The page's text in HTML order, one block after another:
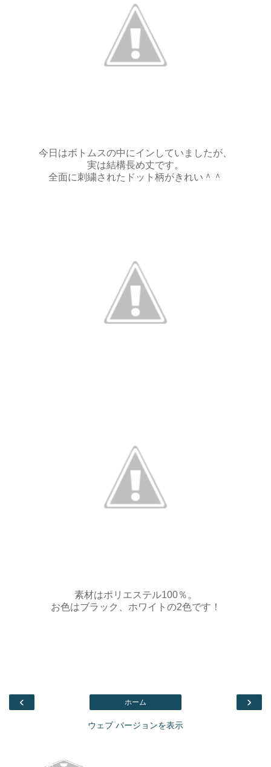
今日はボトムスの中にインしていましたが、
実は結構長め丈です。
全面に刺繍されたドット柄がきれい＾＾
素材はポリエステル100％。
お色はブラック、ホワイトの2色です！
‹ ›
ホーム
ウェブ バージョンを表示
このブログを検索